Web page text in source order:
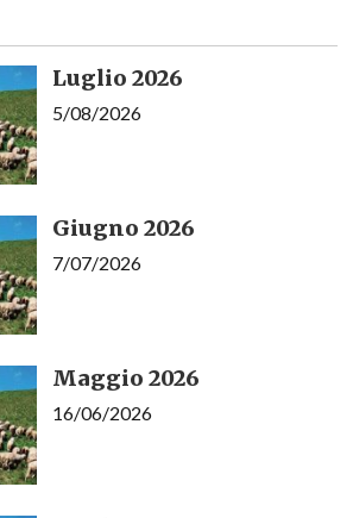
Luglio 2026
5/08/2026
Giugno 2026
7/07/2026
Maggio 2026
16/06/2026